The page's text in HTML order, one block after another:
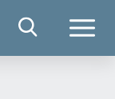
Menú